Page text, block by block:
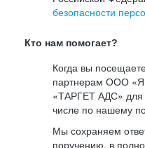
безопасности
Кто нам помогает?
Когда вы
партнерам ООО
«ТАРГЕТ АДС» для
числе по нашему
Мы сохраняем
поручению, в